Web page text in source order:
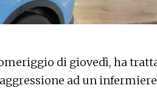
di giovedì, ha
ad un infermiere